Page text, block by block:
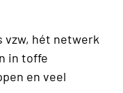
vzw, hét netwerk
in toffe
en veel